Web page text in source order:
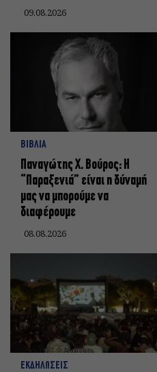
09.08.2026
ΒΙΒΛΙΑ
Παναγώτης Χ. Βούρος: Η
“Παραξενιά” είναι η δύναμή
μας να μπορούμε να
διαφέρουμε
08.08.2026
ΕΚΔΗΛΩΣΕΙΣ